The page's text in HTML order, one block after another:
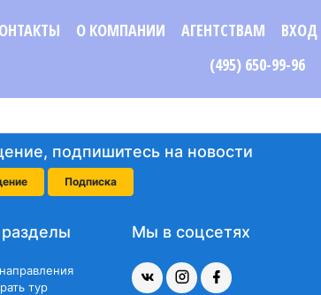
О КОМПАНИИ АГЕНТСТВАМ ВХОД
(495) 650-99-96
подпишитесь на новости
Подписка
тур
Мы в соцсетях